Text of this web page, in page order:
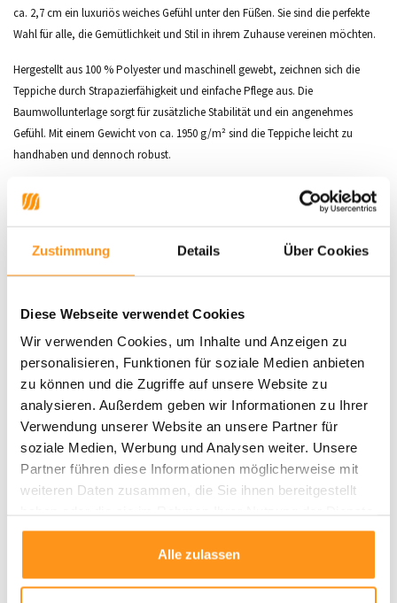
Zustimmung Details Über Cookies
Diese Webseite verwendet Cookies
Wir verwenden Cookies, um Inhalte und Anzeigen zu
personalisieren, Funktionen für soziale Medien anbieten
zu können und die Zugriffe auf unsere Website zu
analysieren. Außerdem geben wir Informationen zu Ihrer
Verwendung unserer Website an unsere Partner für
soziale Medien, Werbung und Analysen weiter. Unsere
Partner führen diese Informationen möglicherweise mit
weiteren Daten zusammen, die Sie ihnen bereitgestellt
gesammelt haben.
Alle zulassen
ca. 2,7 cm ein luxuriös weiches Gefühl unter den Füßen. Sie sind die perfekte
Wahl für alle, die Gemütlichkeit und Stil in ihrem Zuhause vereinen möchten.
Hergestellt aus 100 % Polyester und maschinell gewebt, zeichnen sich die
Teppiche durch Strapazierfähigkeit und einfache Pflege aus. Die
Baumwollunterlage sorgt für zusätzliche Stabilität und ein angenehmes
Gefühl. Mit einem Gewicht von ca. 1950 g/m² sind die Teppiche leicht zu
handhaben und dennoch robust.
Warum die Magna-Kollektion?
Hochwertige Materialien:100 % Polyester mit
Jetzt entdecken und bestellen!
Produktdaten
0616695111817
0/5 Durchschnitt aus 0 Bewertungen